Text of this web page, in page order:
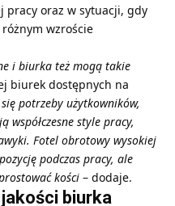
pracy oraz w sytuacji, gdy
wzroście
i biurka też mogą takie
biurek dostępnych na
potrzeby użytkowników,
współczesne style pracy,
Fotel obrotowy wysokiej
podczas pracy, ale
kości – dodaje.
biurka